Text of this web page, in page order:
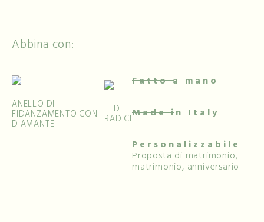
Abbina con:
ANELLO DI
FIDANZAMENTO CON
DIAMANTE
FEDI
RADICI
Fatto a mano
Made in Italy
Personalizzabile
Proposta di matrimonio,
matrimonio, anniversario